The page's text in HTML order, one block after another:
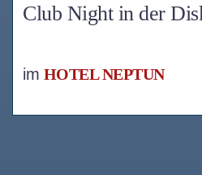
Club Night in der
im HOTEL NEPTUN